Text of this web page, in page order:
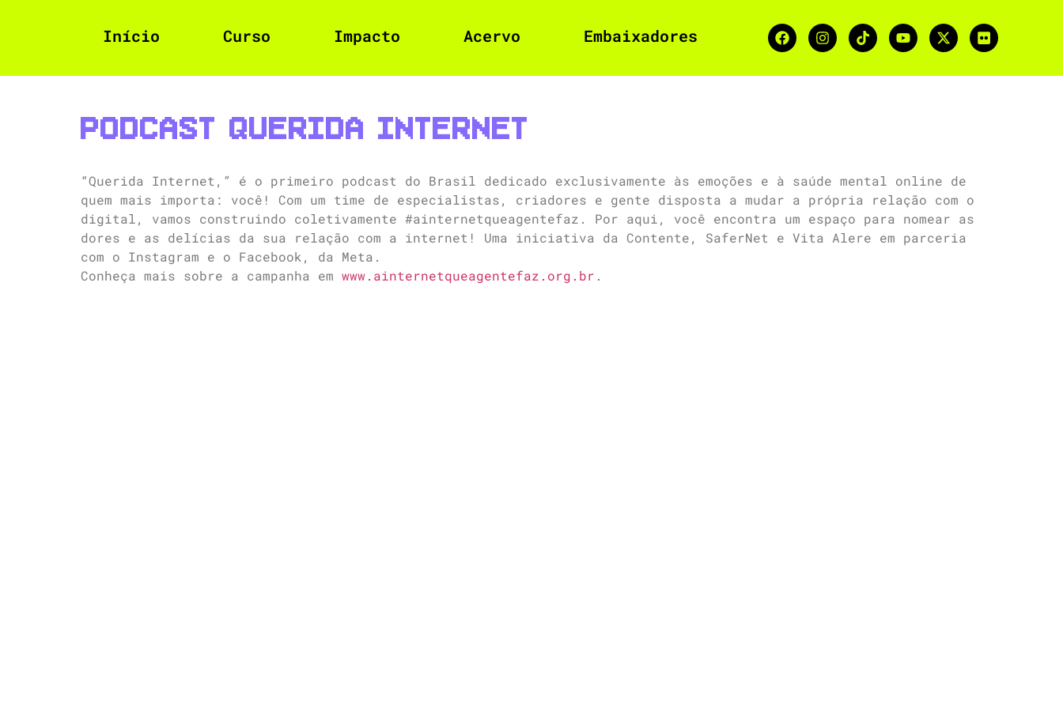
Início Curso Impacto Acervo Embaixadores
Podcast Querida Internet
“Querida Internet,” é o primeiro podcast do Brasil dedicado exclusivamente às emoções e à saúde mental online de
quem mais importa: você! Com um time de especialistas, criadores e gente disposta a mudar a própria relação com o
digital, vamos construindo coletivamente #ainternetqueagentefaz. Por aqui, você encontra um espaço para nomear as
dores e as delícias da sua relação com a internet! Uma iniciativa da Contente, SaferNet e Vita Alere em parceria
com o Instagram e o Facebook, da Meta.
Conheça mais sobre a campanha em www.ainternetqueagentefaz.org.br .